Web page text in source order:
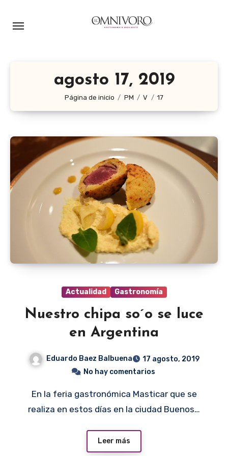
agosto 17, 2019
Página de inicio PM V 17
Actualidad Gastronomía
Nuestro chipa so´o se luce
en Argentina
Eduardo Baez Balbuena
17 agosto, 2019
No hay comentarios
En la feria gastronómica Masticar que se
realiza en estos días en la ciudad Buenos…
Leer más